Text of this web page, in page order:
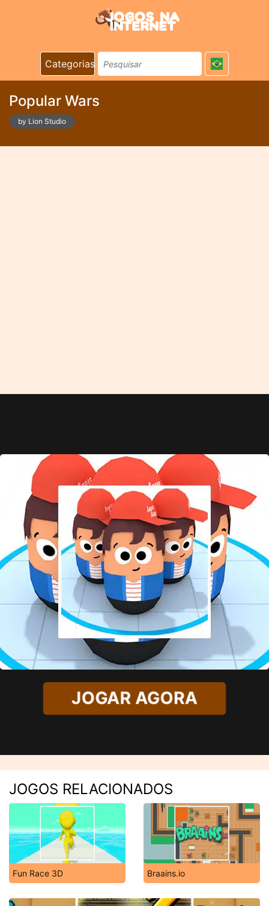
Categorias
Popular Wars
by Lion Studio
JOGAR AGORA
JOGOS RELACIONADOS
Fun Race 3D Braains.io